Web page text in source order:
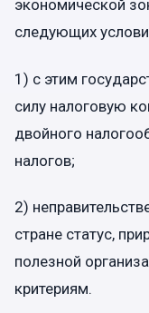
экономической
следующих
1) с этим
силу налоговую
двойного
налогов;
2)
стране статус,
полезной
критериям.